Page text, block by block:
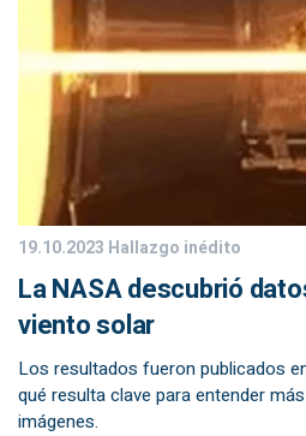
19.10.2023 Hallazgo inédito
La NASA descubrió
viento solar
Los resultados fueron publicados
qué resulta clave para entender
imágenes.